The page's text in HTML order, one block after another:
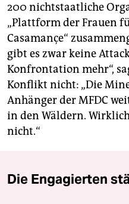
200 nichtstaatliche
„Plattform der Frauen
Casamançe“
gibt es zwar keine
Konfrontation mehr“,
Konflikt nicht: „Die
Anhänger der MFDC
in den Wäldern.
nicht.“
Die Engagierten